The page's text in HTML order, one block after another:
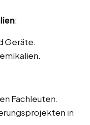
:
Geräte.
Fachleuten.
in